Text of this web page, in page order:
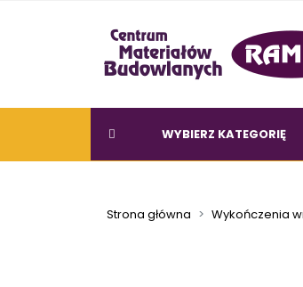
WYBIERZ KATEGORIĘ
Strona główna Wykończenia